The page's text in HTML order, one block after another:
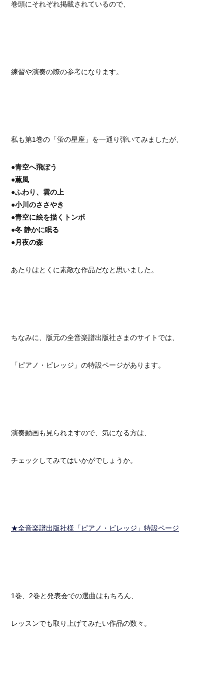
巻頭にそれぞれ掲載されているので、
練習や演奏の際の参考になります。
私も第1巻の「蛍の星座」を一通り弾いてみましたが、
●青空へ飛ぼう
●薫風
●ふわり、雲の上
●小川のささやき
●青空に絵を描くトンボ
●冬 静かに眠る
●月夜の森
あたりはとくに素敵な作品だなと思いました。
ちなみに、版元の全音楽譜出版社さまのサイトでは、
「ピアノ・ビレッジ」の特設ページがあります。
演奏動画も見られますので、気になる方は、
チェックしてみてはいかがでしょうか。
★全音楽譜出版社様「ピアノ・ビレッジ」特設ページ
1巻、2巻と発表会での選曲はもちろん、
レッスンでも取り上げてみたい作品の数々。